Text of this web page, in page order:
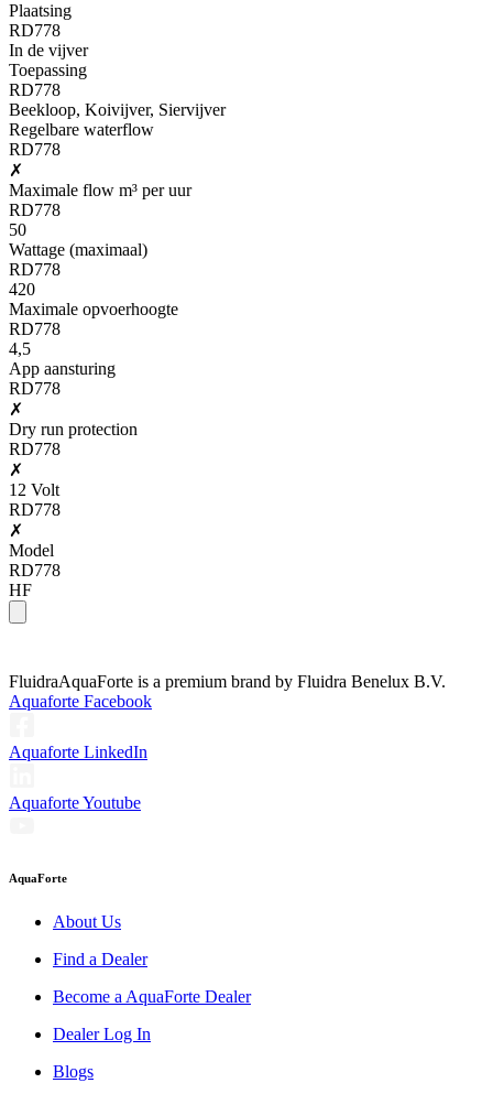
Plaatsing
RD778
In de vijver
Toepassing
RD778
Beekloop, Koivijver, Siervijver
Regelbare waterflow
RD778
✗
Maximale flow m³ per uur
RD778
50
Wattage (maximaal)
RD778
420
Maximale opvoerhoogte
RD778
4,5
App aansturing
RD778
✗
Dry run protection
RD778
✗
12 Volt
RD778
✗
Model
RD778
HF
FluidraAquaForte is a premium brand by Fluidra Benelux B.V.
Aquaforte Facebook
Aquaforte LinkedIn
Aquaforte Youtube
AquaForte
About Us
Find a Dealer
Become a AquaForte Dealer
Dealer Log In
Blogs